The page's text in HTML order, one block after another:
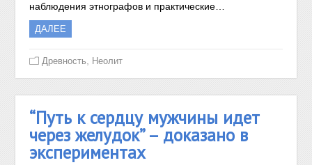
наблюдения этнографов и практические…
ДАЛЕЕ
Древность, Неолит
“Путь к сердцу мужчины идет
через желудок” – доказано в
экспериментах